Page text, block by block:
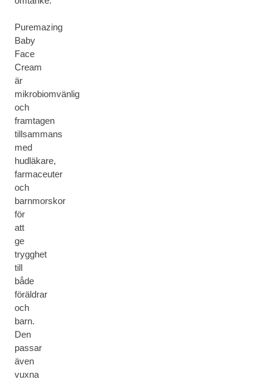
Puremazing
Baby
Face
Cream
är
mikrobiomvänlig
och
framtagen
tillsammans
med
hudläkare,
farmaceuter
och
barnmorskor
för
att
ge
trygghet
till
både
föräldrar
och
barn.
Den
passar
även
vuxna